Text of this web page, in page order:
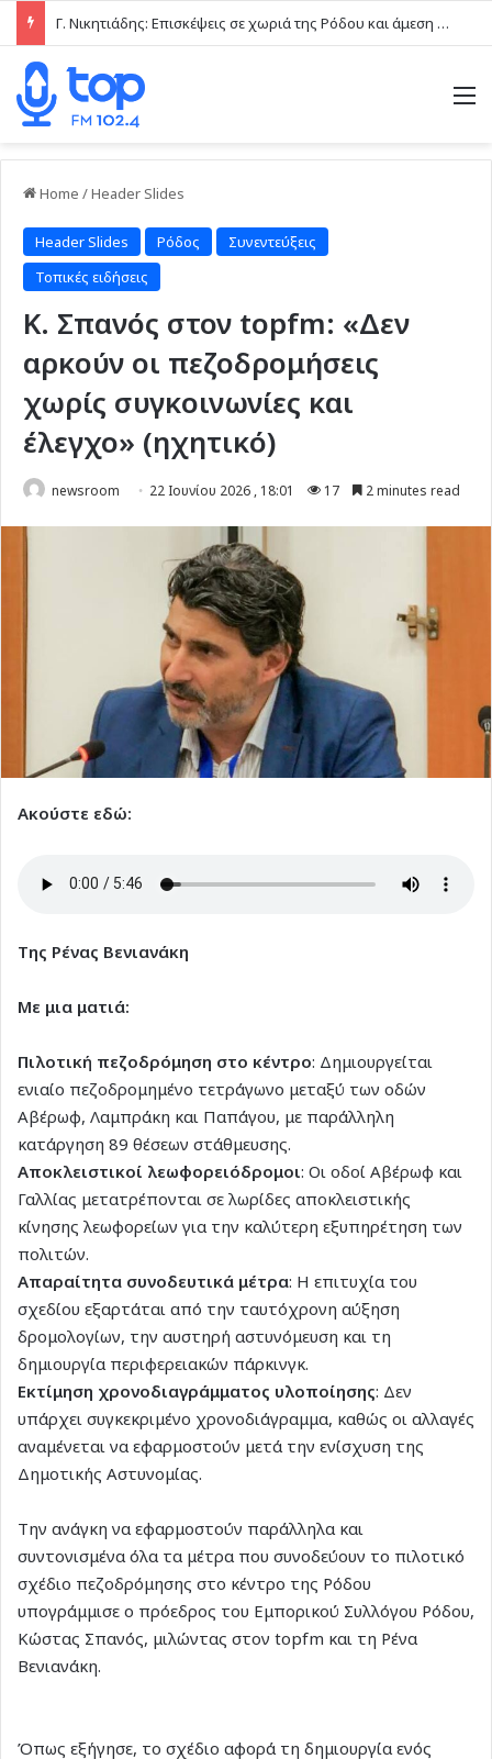
Γ. Νικητιάδης: Επισκέψεις σε χωριά της Ρόδου και άμεση επαφή με τις τοπικές κοινωνίες το τελευταίο δεκαήμερο
Home /Header Slides
Header Slides Ρόδος
Συνεντεύξεις
Τοπικές ειδήσεις
Κ. Σπανός στον topfm: «Δεν
αρκούν οι πεζοδρομήσεις
χωρίς συγκοινωνίες και
έλεγχο» (ηχητικό)
newsroom 22 Ιουνίου 2026 , 18:01 17 2 minutes read
Ακούστε εδώ:
Της Ρένας Βενιανάκη
Με μια ματιά:
Πιλοτική πεζοδρόμηση στο κέντρο: Δημιουργείται
ενιαίο πεζοδρομημένο τετράγωνο μεταξύ των οδών
Αβέρωφ, Λαμπράκη και Παπάγου, με παράλληλη
κατάργηση 89 θέσεων στάθμευσης.
Αποκλειστικοί λεωφορειόδρομοι: Οι οδοί Αβέρωφ και
Γαλλίας μετατρέπονται σε λωρίδες αποκλειστικής
κίνησης λεωφορείων για την καλύτερη εξυπηρέτηση των
πολιτών.
Απαραίτητα συνοδευτικά μέτρα: Η επιτυχία του
σχεδίου εξαρτάται από την ταυτόχρονη αύξηση
δρομολογίων, την αυστηρή αστυνόμευση και τη
δημιουργία περιφερειακών πάρκινγκ.
Εκτίμηση χρονοδιαγράμματος υλοποίησης: Δεν
υπάρχει συγκεκριμένο χρονοδιάγραμμα, καθώς οι αλλαγές
αναμένεται να εφαρμοστούν μετά την ενίσχυση της
Δημοτικής Αστυνομίας.
Την ανάγκη να εφαρμοστούν παράλληλα και
συντονισμένα όλα τα μέτρα που συνοδεύουν το πιλοτικό
σχέδιο πεζοδρόμησης στο κέντρο της Ρόδου
υπογράμμισε ο πρόεδρος του Εμπορικού Συλλόγου Ρόδου,
Κώστας Σπανός, μιλώντας στον topfm και τη Ρένα
Βενιανάκη.
Όπως εξήγησε, το σχέδιο αφορά τη δημιουργία ενός